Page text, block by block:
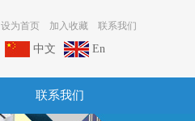
设为首页 加入收藏 联系我们
中文 En
联系我们